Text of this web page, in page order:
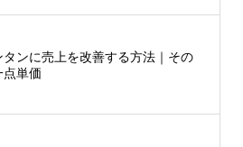
タンに売上を改善する方法｜その
単価